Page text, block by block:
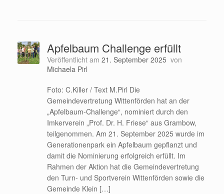
Apfelbaum Challenge erfüllt
Veröffentlicht am 21. September 2025 von
Michaela Pirl
Foto: C.Killer / Text M.Pirl Die
Gemeindevertretung Wittenförden hat an der
„Apfelbaum-Challenge“, nominiert durch den
Imkerverein „Prof. Dr. H. Friese“ aus Grambow,
teilgenommen. Am 21. September 2025 wurde im
Generationenpark ein Apfelbaum gepflanzt und
damit die Nominierung erfolgreich erfüllt. Im
Rahmen der Aktion hat die Gemeindevertretung
den Turn- und Sportverein Wittenförden sowie die
Gemeinde Klein […]